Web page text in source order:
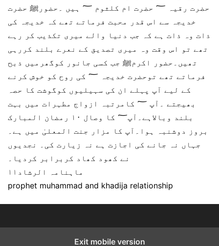
حضرت رقیہ ؅ حضرت ام کلثوم ؅ ہیں ۔حضورﷺ حضرت
خدیجہ سے اس قدر محبت فرماتے تھے کہ خدیجہ کی
ذات وہ ذات ہے کہ جب دنیا والے میری تکذیب کر رہے
تھے تو اس وقت وہ میری تصدیق کے نعرے بلند کررہی
تھیں۔حضور اکرمﷺ جب کسی جانور کوگھرمیں ذبح
فرماتے تھے توحضرت خدیجہ ؅ کی روح کو خوش کرنے
کے لیے آپ پہلے ان کی سہیلیوں کوگوشت کا حصہ
بھیجتے ۔آپ ؅ کامرتبہ ازواج مطہرات میں بہت
بلند وبالاہے۔آپ؅ کا وصال ۱۰ رمضان المبارک
بروز دوشنبہ ہوا۔آپ کا مزار جنت المعلیٰ میں ہے۔
جہاں نہ جانے کی اجازت ہے نہ زیارت کی۔ نجدیوں
نے کھود کھاد کربرابر کردیا۔
ماہنامہ الرشاد۱۱
prophet muhammad and khadija relationship
Exit mobile version